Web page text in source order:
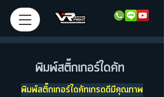
พิมพ์สติ๊กเกอร์ไดคัท
พิมพ์สติ๊กเกอร์ไดคัทเกรดดีมีคุณภาพ